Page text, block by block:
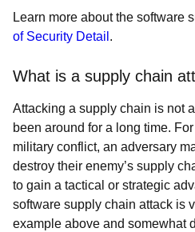
Learn more about the software
of Security Detail .
What is a supply chain
Attacking a supply chain is not
been around for a long time.
military conflict, an adversary
destroy their enemy’s supply
to gain a tactical or strategic
software supply chain attack is
example above and somewhat